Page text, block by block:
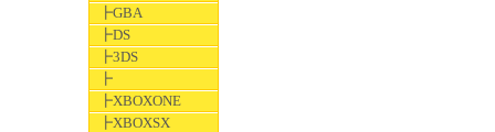
┣GBA
┣DS
┣3DS
┣
┣XBOXONE
┣XBOXSX